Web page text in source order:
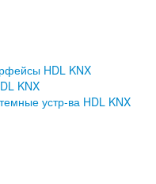
HDL KNX
KNX
устр-ва HDL KNX